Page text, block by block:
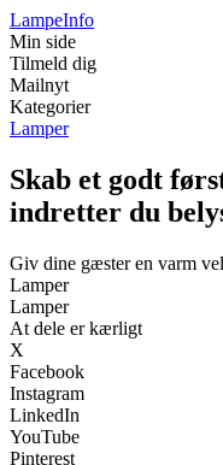
LampeInfo
Min side
Tilmeld dig
Mailnyt
Kategorier
Lamper
Skab et godt
indretter du
Giv dine gæster en varm
Lamper
Lamper
At dele er kærligt
X
Facebook
Instagram
LinkedIn
YouTube
Pinterest